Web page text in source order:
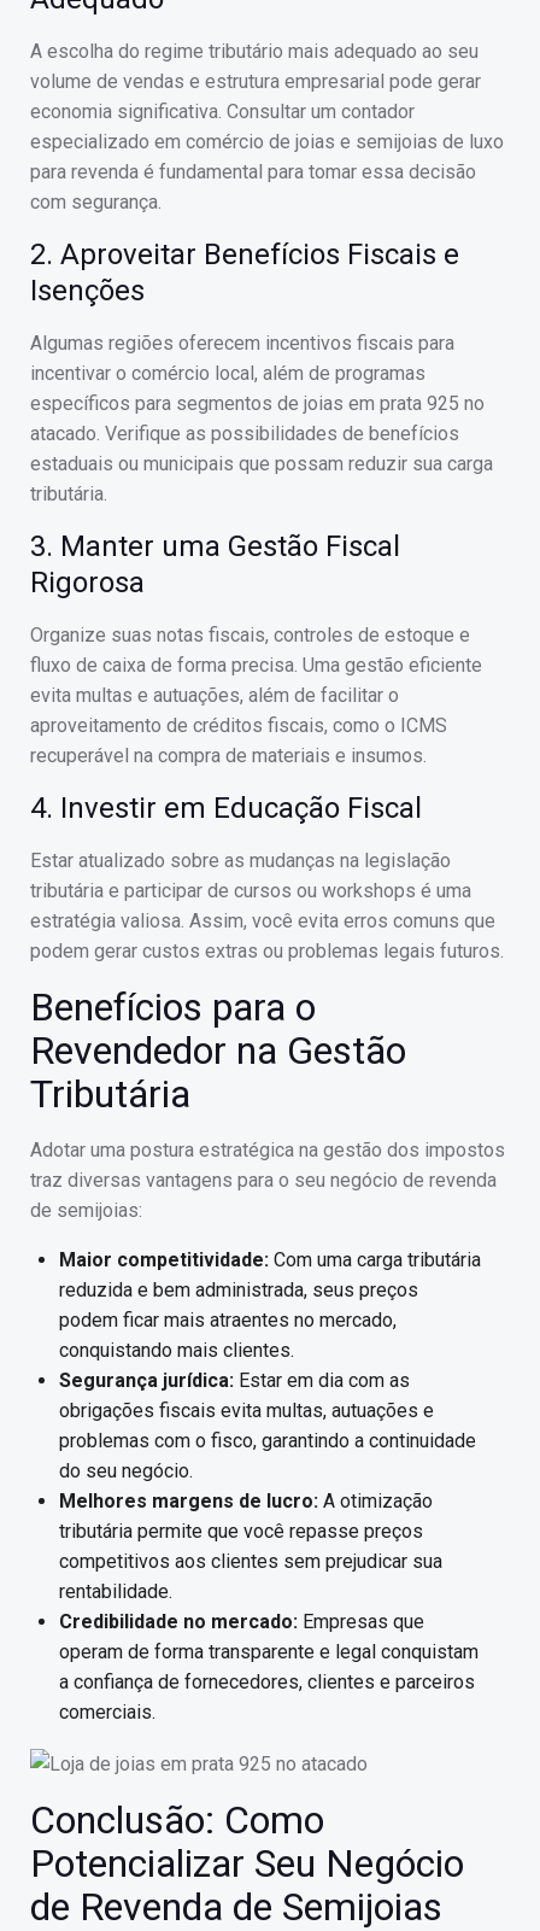
A escolha do regime tributário mais adequado ao seu
volume de vendas e estrutura empresarial pode gerar
economia significativa. Consultar um contador
especializado em comércio de joias e semijoias de luxo
para revenda é fundamental para tomar essa decisão
com segurança.
2. Aproveitar Benefícios Fiscais e
Isenções
Algumas regiões oferecem incentivos fiscais para
incentivar o comércio local, além de programas
específicos para segmentos de joias em prata 925 no
atacado. Verifique as possibilidades de benefícios
estaduais ou municipais que possam reduzir sua carga
tributária.
3. Manter uma Gestão Fiscal
Rigorosa
Organize suas notas fiscais, controles de estoque e
fluxo de caixa de forma precisa. Uma gestão eficiente
evita multas e autuações, além de facilitar o
aproveitamento de créditos fiscais, como o ICMS
recuperável na compra de materiais e insumos.
4. Investir em Educação Fiscal
Estar atualizado sobre as mudanças na legislação
tributária e participar de cursos ou workshops é uma
estratégia valiosa. Assim, você evita erros comuns que
podem gerar custos extras ou problemas legais futuros.
Benefícios para o
Revendedor na Gestão
Tributária
Adotar uma postura estratégica na gestão dos impostos
traz diversas vantagens para o seu negócio de revenda
de semijoias:
Maior competitividade: Com uma carga tributária
reduzida e bem administrada, seus preços
podem ficar mais atraentes no mercado,
conquistando mais clientes.
Segurança jurídica: Estar em dia com as
obrigações fiscais evita multas, autuações e
problemas com o fisco, garantindo a continuidade
do seu negócio.
Melhores margens de lucro: A otimização
tributária permite que você repasse preços
competitivos aos clientes sem prejudicar sua
rentabilidade.
Credibilidade no mercado: Empresas que
operam de forma transparente e legal conquistam
a confiança de fornecedores, clientes e parceiros
comerciais.
Conclusão: Como
Potencializar Seu Negócio
de Revenda de Semijoias